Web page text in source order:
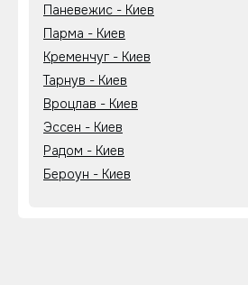
Паневежис - Киев
Парма - Киев
Кременчуг - Киев
Тарнув - Киев
Вроцлав - Киев
Эссен - Киев
Радом - Киев
Бероун - Киев